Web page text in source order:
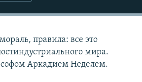
правила: все это
мира.
Аркадием Неделем.